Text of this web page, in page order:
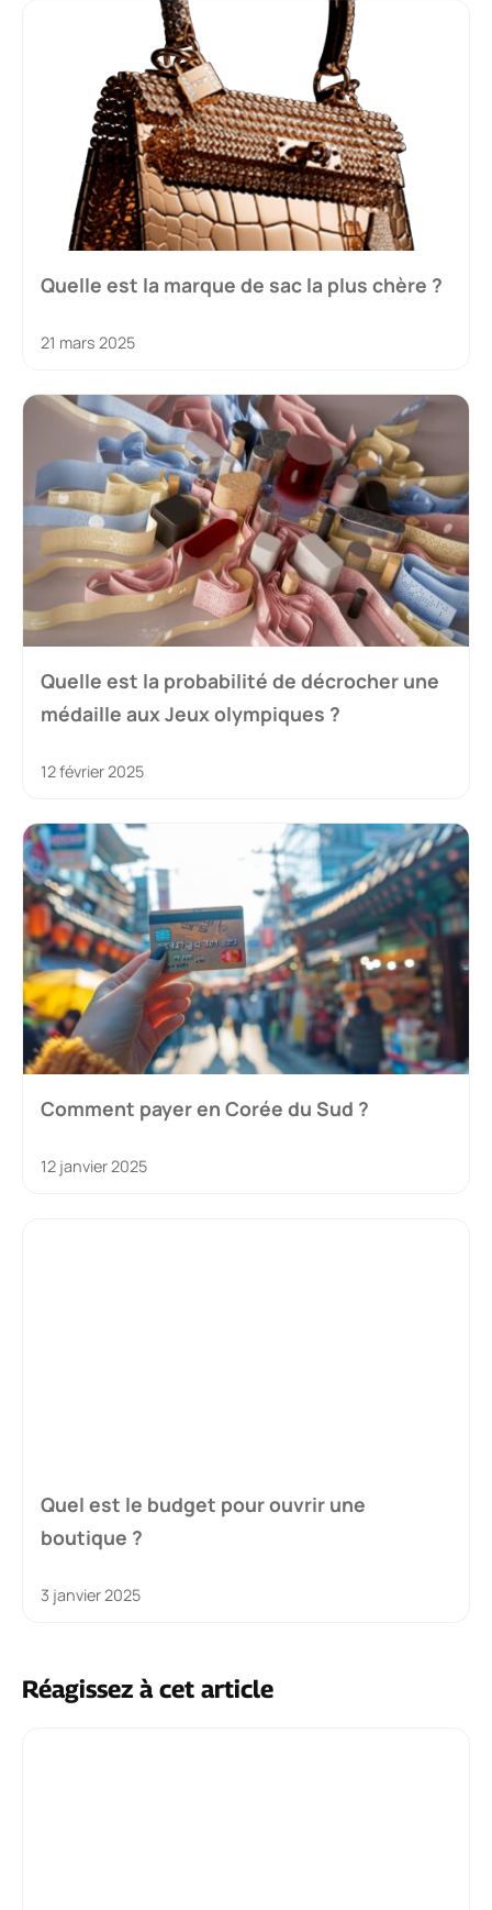
Quelle est la marque de sac la plus chère ?
21 mars 2025
Quelle est la probabilité de décrocher une
médaille aux Jeux olympiques ?
12 février 2025
Comment payer en Corée du Sud ?
12 janvier 2025
Quel est le budget pour ouvrir une
boutique ?
3 janvier 2025
Réagissez à cet article